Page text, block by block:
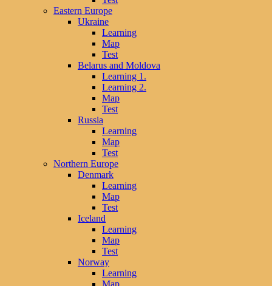
Eastern Europe
Ukraine
Learning
Map
Test
Belarus and Moldova
Learning 1.
Learning 2.
Map
Test
Russia
Learning
Map
Test
Northern Europe
Denmark
Learning
Map
Test
Iceland
Learning
Map
Test
Norway
Learning
Map